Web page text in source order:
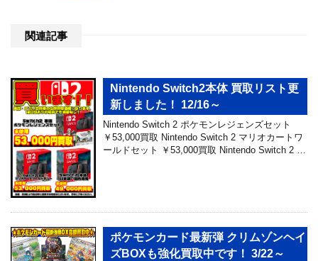
関連記事
Nintendo Switch2本体 買取リスト更
新しました！ 12/16～
Nintendo Switch 2 ポケモンレジェンズセット
￥53,000買取 Nintendo Switch 2 マリオカートワ
ールドセット ￥53,000買取 Nintendo Switch 2 …
ポケモンカード最新弾 クリムゾンヘイ
ズBOXも強化買取中です！ 3/22～